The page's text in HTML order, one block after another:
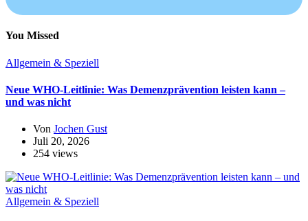
You Missed
Allgemein & Speziell
Neue WHO-Leitlinie: Was Demenzprävention leisten kann –
und was nicht
Von Jochen Gust
Juli 20, 2026
254 views
Allgemein & Speziell